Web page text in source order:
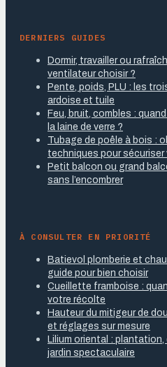
DERNIERS GUIDES
Dormir, travailler ou
ventilateur choisir ?
Pente, poids, PLU : les
ardoise et tuile
Feu, bruit, combles :
la laine de verre ?
Tubage de poêle à bois :
techniques pour
Petit balcon ou grand
sans l’encombrer
À CONSULTER EN PRIORITÉ
Batievol plomberie et
guide pour bien choisir
Cueillette framboise :
votre récolte
Hauteur du mitigeur de
et réglages sur mesure
Lilium oriental :
jardin spectaculaire